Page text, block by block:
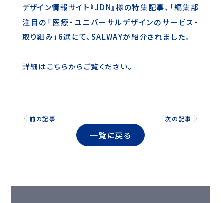
デザイン情報サイト『JDN』様の特集記事、「編集部
注目の「医療・ユニバーサルデザインのサービス・
取り組み」6選にて、SALWAYが紹介されました。
詳細はこちらからご覧ください。
前の記事
一覧に戻る
次の記事